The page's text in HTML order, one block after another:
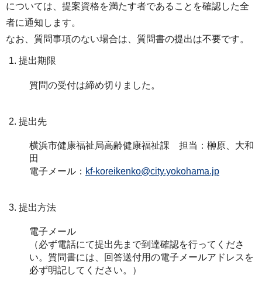
については、提案資格を満たす者であることを確認した全
者に通知します。
なお、質問事項のない場合は、質問書の提出は不要です。
提出期限
質問の受付は締め切りました。
提出先
横浜市健康福祉局高齢健康福祉課 担当：榊原、大和
田
電子メール： kf-koreikenko@city.yokohama.jp
提出方法
電子メール
（必ず電話にて提出先まで到達確認を行ってくださ
い。質問書には、回答送付用の電子メールアドレスを
必ず明記してください。）